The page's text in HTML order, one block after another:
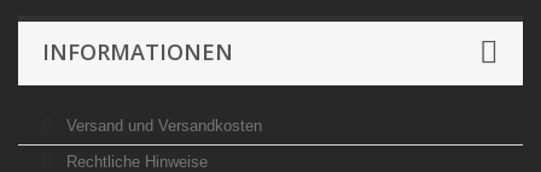
INFORMATIONEN
Versand und Versandkosten
Rechtliche Hinweise